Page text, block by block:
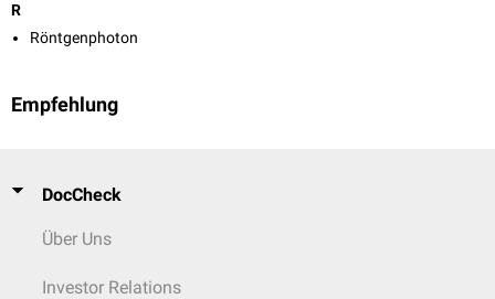
R
Röntgenphoton
Empfehlung
DocCheck
Über Uns
Investor Relations